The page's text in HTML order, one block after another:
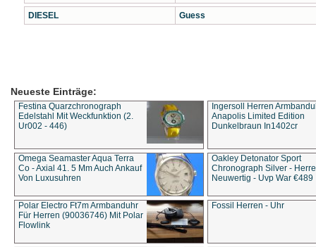
DIESEL Guess
Neueste Einträge:
Festina Quarzchronograph
Edelstahl Mit Weckfunktion (2.
Ur002 - 446)
Ingersoll Herren
Anapolis Limited Edition
Dunkelbraun In1402cr
Omega Seamaster Aqua Terra
Co - Axial 41. 5 Mm Auch Ankauf
Von Luxusuhren
Oakley Detonator Sport
Chronograph Silver -
Neuwertig - Uvp War €489
Polar Electro Ft7m Armbanduhr
Für Herren (90036746) Mit Polar
Flowlink
Fossil Herren - Uhr